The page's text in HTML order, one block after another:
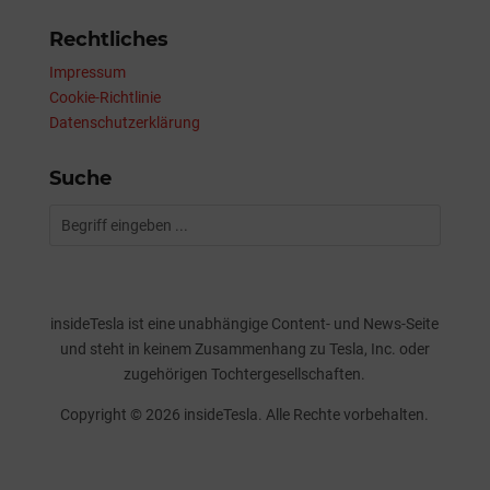
Rechtliches
Impressum
Cookie-Richtlinie
Datenschutzerklärung
Suche
insideTesla ist eine unabhängige Content- und News-Seite
und steht in keinem Zusammenhang zu Tesla, Inc. oder
zugehörigen Tochtergesellschaften.
Copyright © 2026 insideTesla. Alle Rechte vorbehalten.